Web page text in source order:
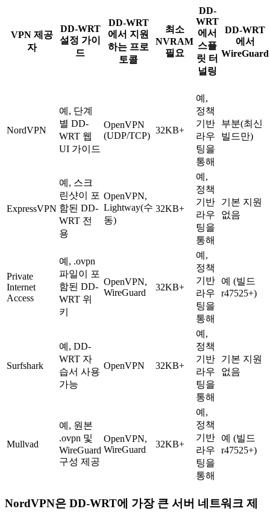
VPN 제공
자
DD-WRT
설정 가이
드
DD-WRT
에서 지원
하는 프로
토콜
최소
NVRAM
필요
DD-
WRT
에서
스플
릿 터
널링
DD-WRT
에서
WireGuard
NordVPN
예, 단계
별 DD-
WRT 웹
UI 가이드
OpenVPN
(UDP/TCP)
32KB+
예,
정책
기반
라우
팅을
통해
부분(최신
빌드만)
ExpressVPN
예, 스크
린샷이 포
함된 DD-
WRT 전
용
OpenVPN,
Lightway(수
동)
32KB+
예,
정책
기반
라우
팅을
통해
기본 지원
없음
Private
Internet
Access
예, .ovpn
파일이 포
함된 DD-
WRT 위
키
OpenVPN,
WireGuard
32KB+
예,
정책
기반
라우
팅을
통해
예 (빌드
r47525+)
Surfshark
예, DD-
WRT 자
습서 사용
가능
OpenVPN 32KB+
예,
정책
기반
라우
팅을
통해
기본 지원
없음
Mullvad
예, 원본
.ovpn 및
WireGuard
구성 제공
OpenVPN,
WireGuard
32KB+
예,
정책
기반
라우
팅을
통해
예 (빌드
r47525+)
NordVPN은 DD-WRT에 가장 큰 서버 네트워크 제